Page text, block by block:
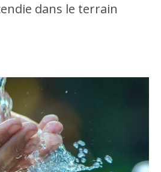
dans le terrain